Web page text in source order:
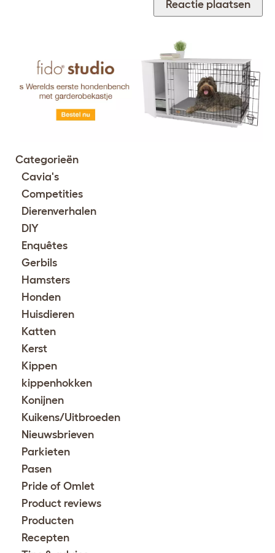
Categorieën
Cavia's
Competities
Dierenverhalen
DIY
Enquêtes
Gerbils
Hamsters
Honden
Huisdieren
Katten
Kerst
Kippen
kippenhokken
Konijnen
Kuikens/Uitbroeden
Nieuwsbrieven
Parkieten
Pasen
Pride of Omlet
Product reviews
Producten
Recepten